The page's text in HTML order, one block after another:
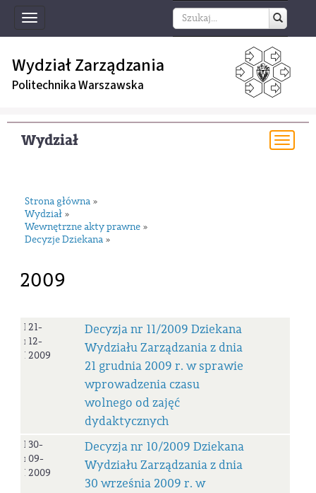
Toggle
navigation
Wydział Zarządzania
Politechnika Warszawska
Wydział
Strona główna »
Wydział »
Wewnętrzne akty prawne »
Decyzje Dziekana »
2009
Decyzja
nr
11/2009
21-
12-
2009
Decyzja nr 11/2009 Dziekana
Wydziału Zarządzania z dnia
21 grudnia 2009 r. w sprawie
wprowadzenia czasu
wolnego od zajęć
dydaktycznych
Decyzja
nr
10/2009
30-
09-
2009
Decyzja nr 10/2009 Dziekana
Wydziału Zarządzania z dnia
30 września 2009 r. w